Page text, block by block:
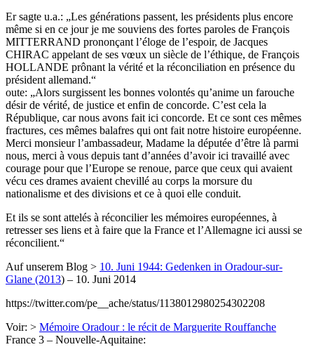
Er sagte u.a.: „Les générations passent, les présidents plus encore
même si en ce jour je me souviens des fortes paroles de François
MITTERRAND prononçant l’éloge de l’espoir, de Jacques
CHIRAC appelant de ses vœux un siècle de l’éthique, de François
HOLLANDE prônant la vérité et la réconciliation en présence du
président allemand.“
oute: „Alors surgissent les bonnes volontés qu’anime un farouche
désir de vérité, de justice et enfin de concorde. C’est cela la
République, car nous avons fait ici concorde. Et ce sont ces mêmes
fractures, ces mêmes balafres qui ont fait notre histoire européenne.
Merci monsieur l’ambassadeur, Madame la députée d’être là parmi
nous, merci à vous depuis tant d’années d’avoir ici travaillé avec
courage pour que l’Europe se renoue, parce que ceux qui avaient
vécu ces drames avaient chevillé au corps la morsure du
nationalisme et des divisions et ce à quoi elle conduit.
Et ils se sont attelés à réconcilier les mémoires européennes, à
retresser ses liens et à faire que la France et l’Allemagne ici aussi se
réconcilient.“
Auf unserem Blog > 10. Juni 1944: Gedenken in Oradour-sur-
Glane (2013) – 10. Juni 2014
https://twitter.com/pe__ache/status/1138012980254302208
Voir: > Mémoire Oradour : le récit de Marguerite Rouffanche
France 3 – Nouvelle-Aquitaine: